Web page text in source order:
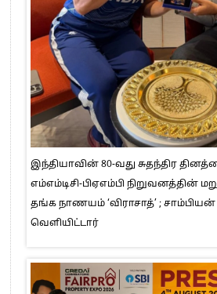
இந்தியாவின் 80-வது சுதந்திர
எம்எம்டிசி-பிஏஎம்பி நிறுவனத்தின்
தங்க நாணயம் ‘விராசாத்’ ; சாம்பியன்
வெளியிட்டார்